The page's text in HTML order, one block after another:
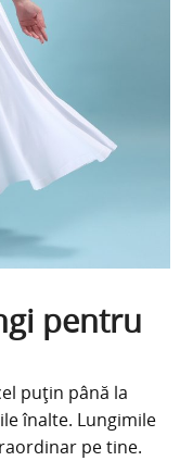
pentru
puțin până la
înalte. Lungimile
pe tine.